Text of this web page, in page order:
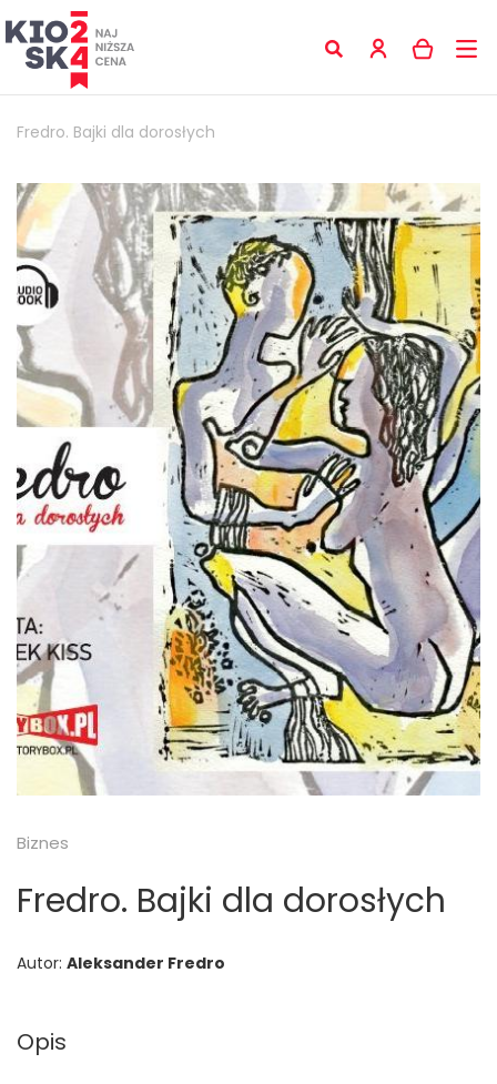
Fredro. Bajki dla dorosłych
Biznes
Fredro. Bajki dla dorosłych
Autor: Aleksander Fredro
Opis